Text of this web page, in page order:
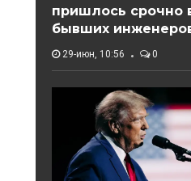
пришлось срочно
бывших
29-июн, 10:56 0